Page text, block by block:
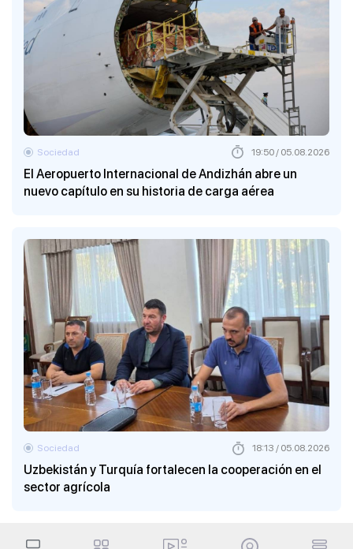
El Aeropuerto Internacional de Andizhán abre un
nuevo capítulo en su historia de carga aérea
Sociedad 19:50 / 05.08.2026
Uzbekistán y Turquía fortalecen la cooperación en el
sector agrícola
Sociedad 18:13 / 05.08.2026